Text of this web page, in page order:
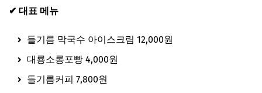
✔ 대표 메뉴
들기름 막국수 아이스크림 12,000원
대룡소롱포빵 4,000원
들기름커피 7,800원